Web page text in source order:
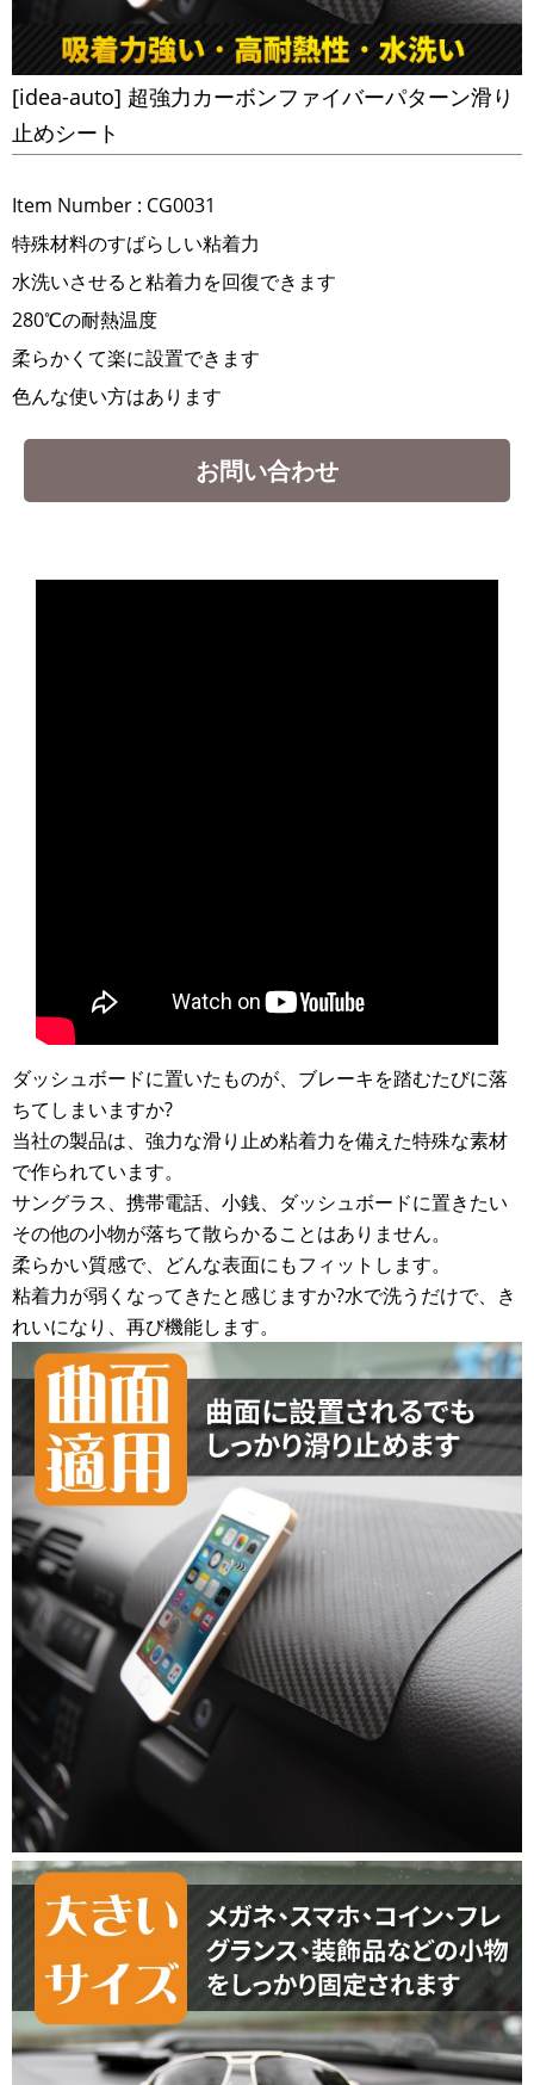
[idea-auto] 超強力カーボンファイバーパターン滑り
止めシート
Item Number : CG0031
​特殊材料のすばらしい粘着力
水洗いさせると粘着力を回復できます
280℃の耐熱温度
柔らかくて楽に設置できます
色んな使い方はあります
お問い合わせ
ダッシュボードに置いたものが、ブレーキを踏むたびに落
ちてしまいますか?
当社の製品は、強力な滑り止め粘着力を備えた特殊な素材
で作られています。
サングラス、携帯電話、小銭、ダッシュボードに置きたい
その他の小物が落ちて散らかることはありません。
柔らかい質感で、どんな表面にもフィットします。
粘着力が弱くなってきたと感じますか?水で洗うだけで、き
れいになり、再び機能します。